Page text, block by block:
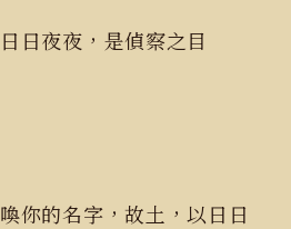
日日夜夜，是偵察之目
喚你的名字，故土，以日日